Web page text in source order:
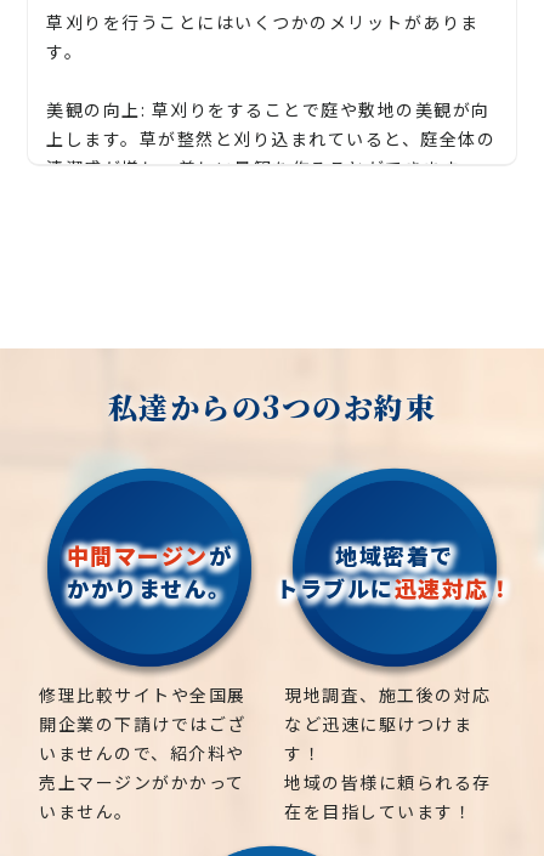
DIYも可能だが、見た目・耐久性重視なら業者がおす
防草シート＋砂利施工が費用と効果のバランス◎
お客様の理想のお庭づくりをサポートします。
一宮市での庭掃除は、中日本造園へお気軽にご相談
ください！
お見積り無料です
業者による処分：
産業廃棄物として処理
粉砕チップに加工して再利用
希望があれば、 一部を薪やDIY用として保管
7. よくある質問Q&A
基本的に個人宅の庭木伐採には許可は不要ですが、
場合もあります。
Q2. 木の根っこも取ってもらえますか？
可能です。ただし「伐根」は伐採よりも
手間がかかる
作業であるため、費用は別途見積りになることが多
いです。
Q3. 1本だけでも依頼していいの？
はい、
1本だけの小規模な伐採でも対応してくれる業
者は多くいます。遠慮せず相談してみましょう。
8. まとめ｜一宮市で庭木の伐採なら、地域密着のプ
ロにお任せを！
一宮市では、庭木の放置による倒木・越境・害虫ト
ラブルが増加中
DIYで伐採する場合は 安全管理・処分・法的リスク
6. 中日本造園｜一宮市で選ばれる庭掃除業者
有限会社中日本造園は、一宮市を中心に地域密着で
業者です。
■ 中日本造園の特長
定期管理プランの提供
■ 一宮市内での施工事例も豊富
過去には個人宅だけでなく、寺社仏閣・企業の緑地
7. まとめ｜一宮市で庭掃除を頼むなら、安心・信頼
の業者選びがカギ！
庭掃除はただの清掃作業ではなく、快適な住環境づ
くりと直結する大切な作業です。
信頼できる庭掃除業者に依頼することで、見違えるほ
ど美しく整った空間を手に入れることができます。
一宮市で庭掃除をご検討中の方は、まずは実績豊富
な地元業者への相談から始めてみてはいかがでしょ
うか。
有限会社中日本造園は、誠実な対応と高い技術力で、
お客様の理想のお庭づくりをサポートします。
害保険への加入も確認しましょう。
見積もり時に詳細な内訳を提示してくれるか、説明
が丁寧かどうかもチェックポイント。後から追加料
金が発生しないようにするためにも重要です。
着型の造園業を展開するプロフェッショナルな剪定
業者です。
■ 中日本造園の強み
創業30年以上の実績
和風・洋風の庭に精通
1本からの剪定依頼もOK
ゴミ処分・後片付けまで一括対応
■ 施工事例
一宮市内の個人邸宅はもちろん、企業・公共施設・
神社仏閣の庭木剪定も対応。大木の高所作業も豊富
な実績があります。
■ 見積もり無料・相談無料
剪定前の現地調査と見積もりは無料で対応。
庭木の状態やご希望を丁寧にヒアリングし、最適な
グレープフルーツの木、カツラの木、柿、みかん、グ
ミ、エゴノキ、ハナミズキ、ジューンベリー、ヤマボ
サザンカ、ホルトノキ、つつじ、コデマリ"
に利用できます。雪が積もったり、雨が降ったりして
も、すぐに元の美しい状態に戻ります。
人工芝は庭だけでなく、プールサイドや屋上庭園、
屋内のイベントスペースなど、さまざまな場所で利用
できます。
これらのメリットは、人工芝を選択する際の利点で
あり、個々のニーズや環境に応じて異なる場合があり
ます。
お庭の環境に応じてうまく活用していきましょう！
当社では造園工事はもちろんのこと、外構工事やエク
ステリア工事まで自社で一気通貫で行っております。
軽にご連絡ください！
お庭や木に関するお悩みに全力でご対応させて頂き
お気軽にお問い合わせください！
松、スギ、クスノキ、くろがねもち、もみの木、どん
ぐりの木、竹、柿の木、オリーブ、もみじ、柿の木、
梅、かしの木、ブルーアイス、クチナシ、ナンテン、
クスノキ、 薪の木、ケヤキ、コノデカシワ、マキの
木、桜、ゴールドクレスト、アオハダ、いちじく、椰
子の木、ゴールデンアカシア、紅葉、シマトネリコ、
グレープフルーツの木、カツラの木、柿、みかん、グ
ミ、エゴノキ、ハナミズキ、ジューンベリー、ヤマボ
ウシ、カイズカ、花梨、クロガネモチ、ベニカナメ、
サザンカ、ホルトノキ、つつじ、コデマリ"
草刈りを行うことにはいくつかのメリットがありま
す。
美観の向上: 草刈りをすることで庭や敷地の美観が向
上します。草が整然と刈り込まれていると、庭全体の
清潔感が増し、美しい景観を作ることができます。
物に栄養や水を奪わないようにすることができます。
また、草が根深くなりすぎて植物の根に影響を与え
防火効果: 草が乾燥して長くなると、火災のリスクが
増加します。草刈りをすることで、火災のリスクを減
らし、敷地の安全を確保することができます。
利用可能スペースの拡大: 草が刈り込まれると、利用
可能なスペースが拡大します。庭や敷地での活動やレ
ジャーに利用できるスペースが増え、屋外での時間を
より楽しむことができます。
見積りをご提案しております。
お庭や木に関するお悩みに全力でご対応させて頂き
ます。
見積りは無料ですので、相場や費用などのお問い合わ
せやご相談はお気軽にご連絡ください。
愛知県
【一宮市、江南市、扶桑町、岩倉市、北名古屋市、
稲沢市、清須市】
岐阜県
【岐阜市、各務原市、岐南町、笠松町、羽島市】
地域密着で伐採・剪定などの造園屋、植木屋をお探
しなら当社にご相談ください。
私達からの3つのお約束
中間マージンが
かかりません。
修理比較サイトや全国展
開企業の下請けではござ
いませんので、紹介料や
売上マージンがかかって
いません。
地域密着で
トラブルに迅速対応！
現地調査、施工後の対応
など迅速に駆けつけま
す！
地域の皆様に頼られる存
在を目指しています！